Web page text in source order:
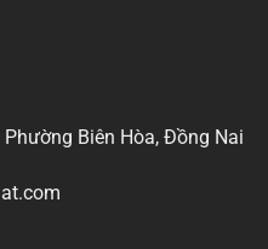
Biên Hòa, Đồng Nai